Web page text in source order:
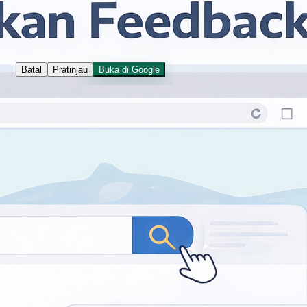
Batal Pratinjau Buka di Google
Salin tautan Salin sitasi
Jalan I Dewa Nyoman Oka 34